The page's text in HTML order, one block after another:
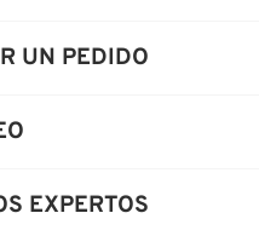
UN PEDIDO
EXPERTOS